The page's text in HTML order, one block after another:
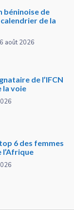
béninoise de
de la
6 août 2026
de l’IFCN
la voie
6 des femmes
l’Afrique